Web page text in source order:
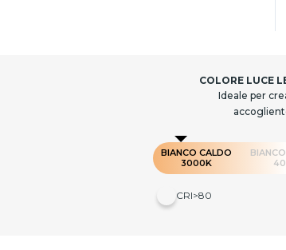
COLORE LUCE
Ideale per
BIANCO CALDO
3000K
CRI>80